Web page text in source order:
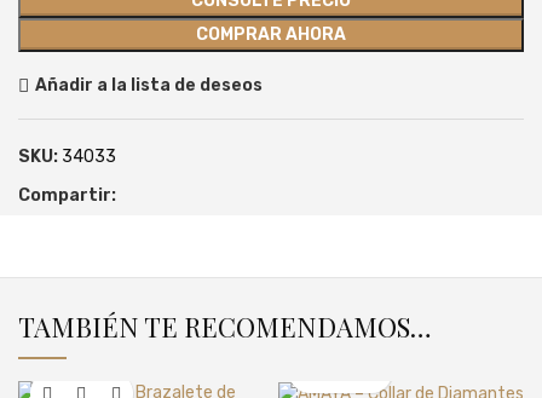
COMPRAR AHORA
Añadir a la lista de deseos
SKU: 34033
Compartir:
TAMBIÉN TE RECOMENDAMOS…